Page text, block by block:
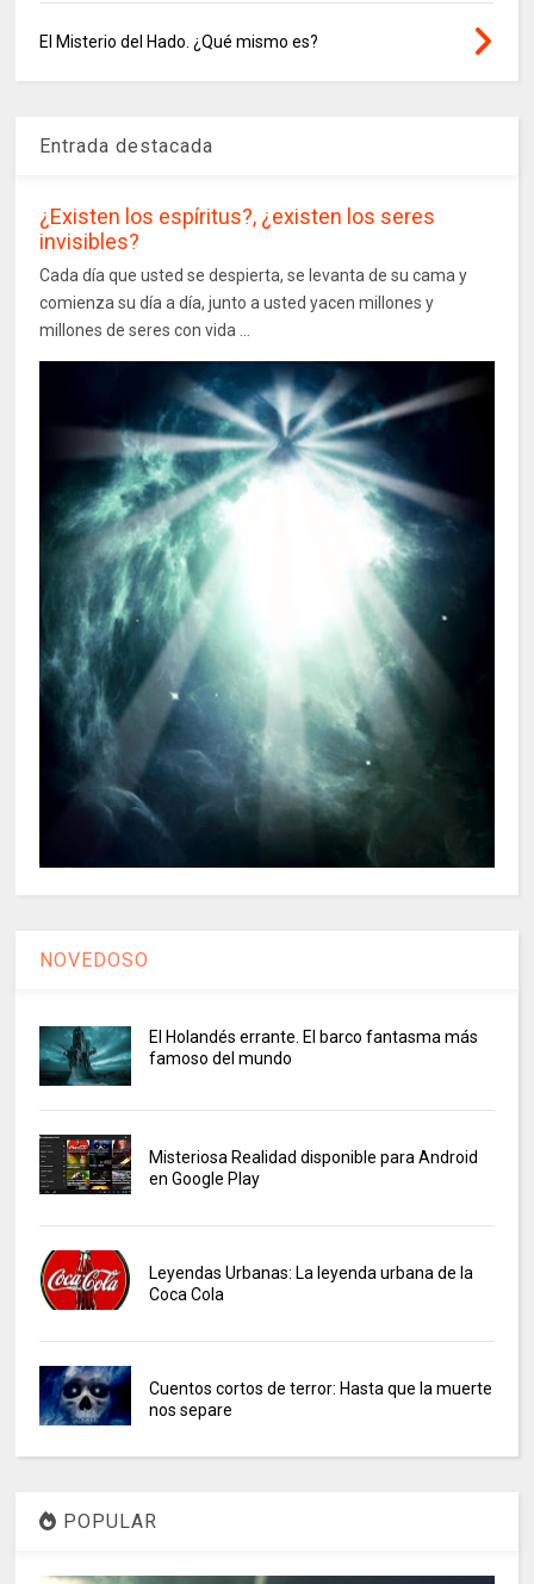
El Misterio del Hado. ¿Qué mismo es?
Entrada destacada
¿Existen los espíritus?, ¿existen los seres
invisibles?
Cada día que usted se despierta, se levanta de su cama y
comienza su día a día, junto a usted yacen millones y
millones de seres con vida ...
NOVEDOSO
El Holandés errante. El barco fantasma más
famoso del mundo
Misteriosa Realidad disponible para Android
en Google Play
Leyendas Urbanas: La leyenda urbana de la
Coca Cola
Cuentos cortos de terror: Hasta que la muerte
nos separe
POPULAR